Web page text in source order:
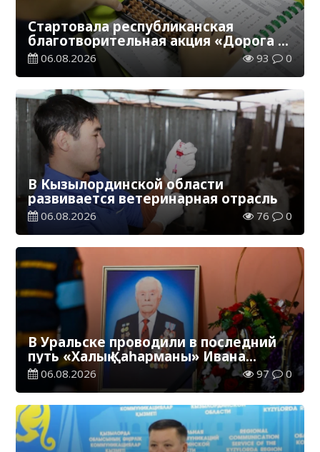
Стартовала республиканская
благотворительная акция «Дорога в
школу»
06.08.2026 93 0
В Кызылординской области
развивается ветеринарная отрасль
06.08.2026 76 0
В Уральске проводили в последний
путь «Халық Қаһарманы» Ивана
Степановича Гапича
06.08.2026 97 0